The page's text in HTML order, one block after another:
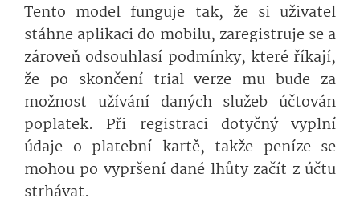
Tento model funguje tak, že si uživatel
stáhne aplikaci do mobilu, zaregistruje se a
zároveň odsouhlasí podmínky, které říkají,
že po skončení trial verze mu bude za
možnost užívání daných služeb účtován
poplatek. Při registraci dotyčný vyplní
údaje o platební kartě, takže peníze se
mohou po vypršení dané lhůty začít z účtu
strhávat.